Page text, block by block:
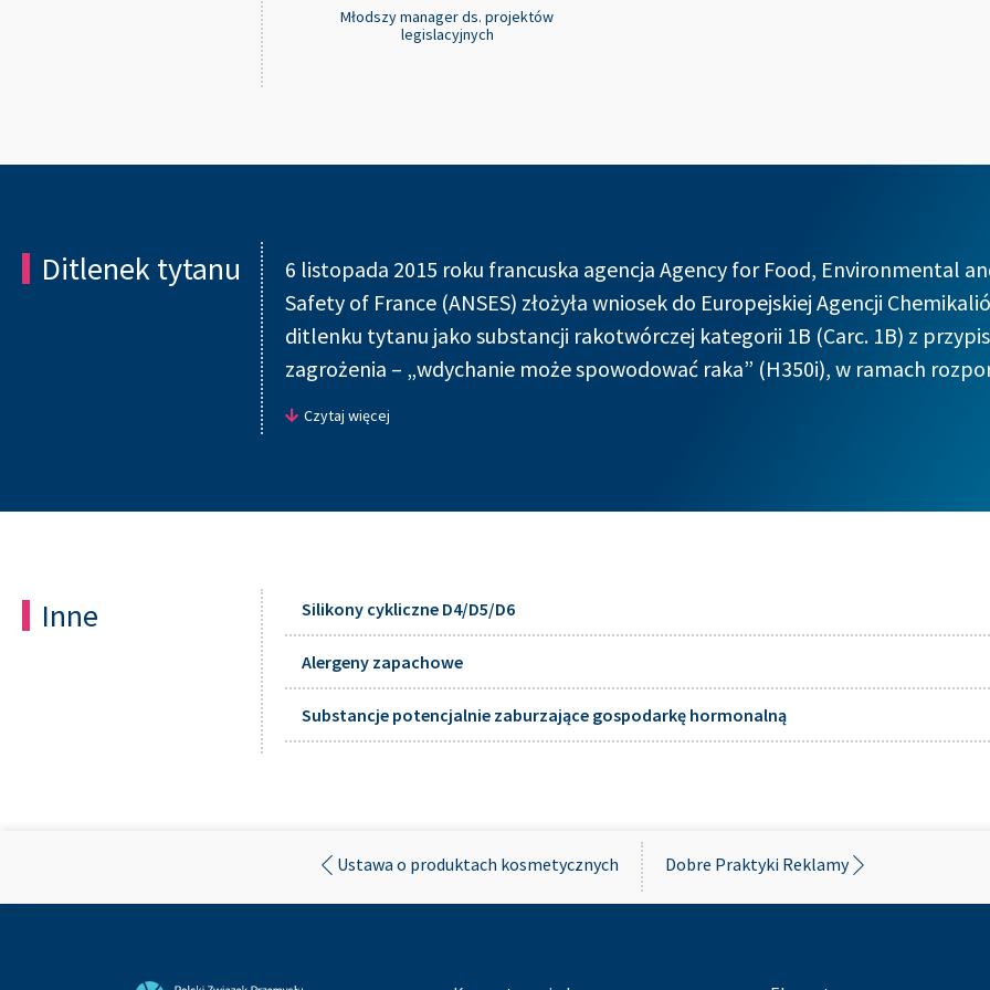
Młodszy manager ds.projektów
legislacyjnych
Ditlenek tytanu
6 listopada 2015 roku francuska agencja Agency for Food, Environmental
Safety of France (ANSES) złożyła wniosek do Europejskiej Agencji
ditlenku tytanu jako substancji rakotwórczej kategorii 1B (Carc. 1B) z
zagrożenia – „wdychanie może spowodować raka” (H350i), w ramach
Propozycja klasyfikacji dotyczyła wszystkich form ditlenku tytanu (również form nano).
stanowisko merytoryczne dotyczące propozycji klasyfikacji składnika.
Przedsiębiorczości i MŚP oraz Panu Mateuszowi Morawieckiemu, Wicepremierowi,
Wzięliśmy udział w konsultacjach dotyczących narażenia inhalacyjnego na ditlenek tytanu
podejrzanej o powodowanie raka w wyniku narażenia inhalacyjnego (CMR kat. 2).
Wszystkie zainteresowane sektory rozpoczęły pracę nad argumentacją i danymi
inhalacyjnego ditlenku tytanu.
Czytaj więcej
Inne Silikony cykliczne D4/D5/D6
Alergeny zapachowe
Substancje potencjalnie zaburzające gospodarkę hormonalną
Ustawa o produktach kosmetycznych​ Dobre Praktyki Reklamy